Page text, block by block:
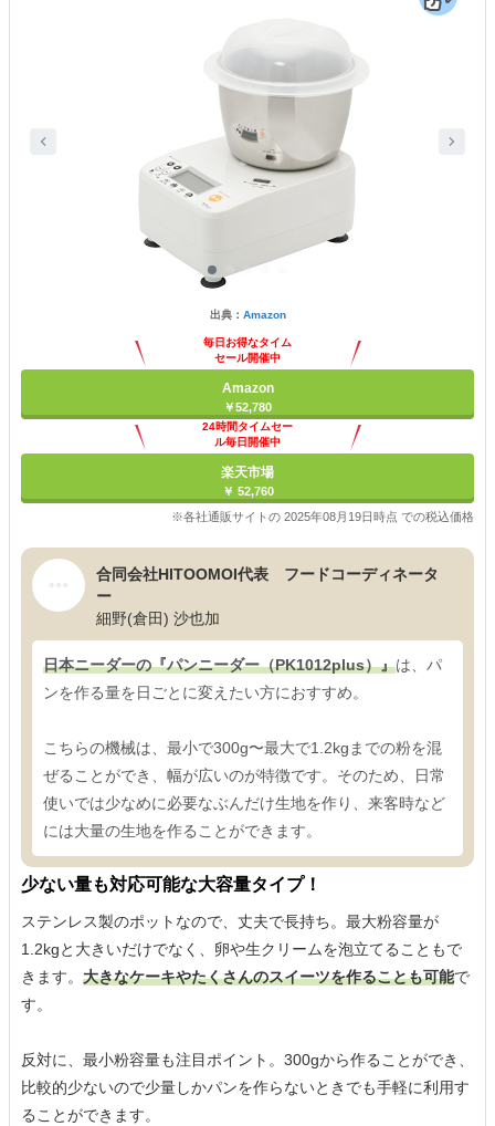
出典： Amazon
毎日お得なタイム
セール開催中
Amazon
￥52,780
24時間タイムセー
ル毎日開催中
楽天市場
￥ 52,760
※各社通販サイトの 2025年08月19日時点 での税込価格
合同会社HITOOMOI代表 フードコーディネータ
ー
細野(倉田) 沙也加
日本ニーダーの『パンニーダー（PK1012plus）』は、パ
ンを作る量を日ごとに変えたい方におすすめ。
こちらの機械は、最小で300g〜最大で1.2kgまでの粉を混
ぜることができ、幅が広いのが特徴です。そのため、日常
使いでは少なめに必要なぶんだけ生地を作り、来客時など
には大量の生地を作ることができます。
少ない量も対応可能な大容量タイプ！
ステンレス製のポットなので、丈夫で長持ち。最大粉容量が
1.2kgと大きいだけでなく、卵や生クリームを泡立てることもで
きます。 大きなケーキやたくさんのスイーツを作ることも可能で
す。
反対に、最小粉容量も注目ポイント。300gから作ることができ、
比較的少ないので少量しかパンを作らないときでも手軽に利用す
ることができます。